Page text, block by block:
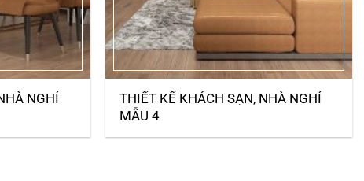
NGHỈ
THIẾT KẾ KHÁCH SẠN, NHÀ NGHỈ
MẪU 4